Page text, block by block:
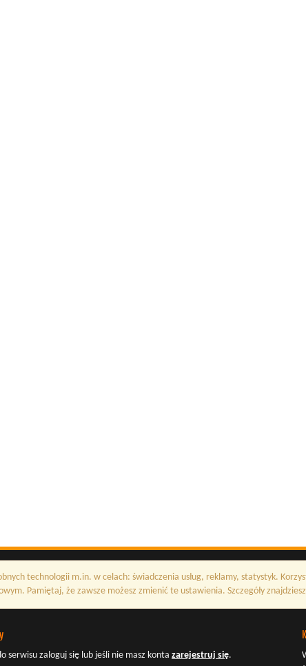
technologii m.in. w celach: świadczenia usług, reklamy, statystyk.
Pamiętaj, że zawsze możesz zmienić te ustawienia. Szczegóły
serwisu zaloguj się lub jeśli nie masz konta zarejestruj się.